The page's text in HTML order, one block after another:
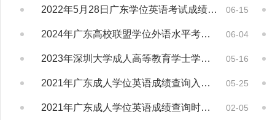
2022年5月28日广东学位英语考试成绩已... 06-15
2024年广东高校联盟学位外语水平考试成绩... 06-04
2023年深圳大学成人高等教育学士学位外国... 05-16
2021年广东成人学位英语成绩查询入口已开... 05-25
2021年广东成人学位英语成绩查询时间及入... 02-05